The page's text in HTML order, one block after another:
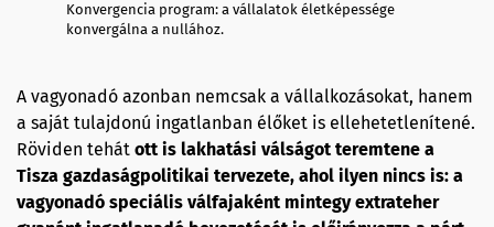
Konvergencia program: a vállalatok életképessége
konvergálna a nullához.
A vagyonadó azonban nemcsak a vállalkozásokat, hanem
a saját tulajdonú ingatlanban élőket is ellehetetlenítené.
Röviden tehát ott is lakhatási válságot teremtene a
Tisza gazdaságpolitikai tervezete, ahol ilyen nincs is: a
vagyonadó speciális válfajaként mintegy extrateher